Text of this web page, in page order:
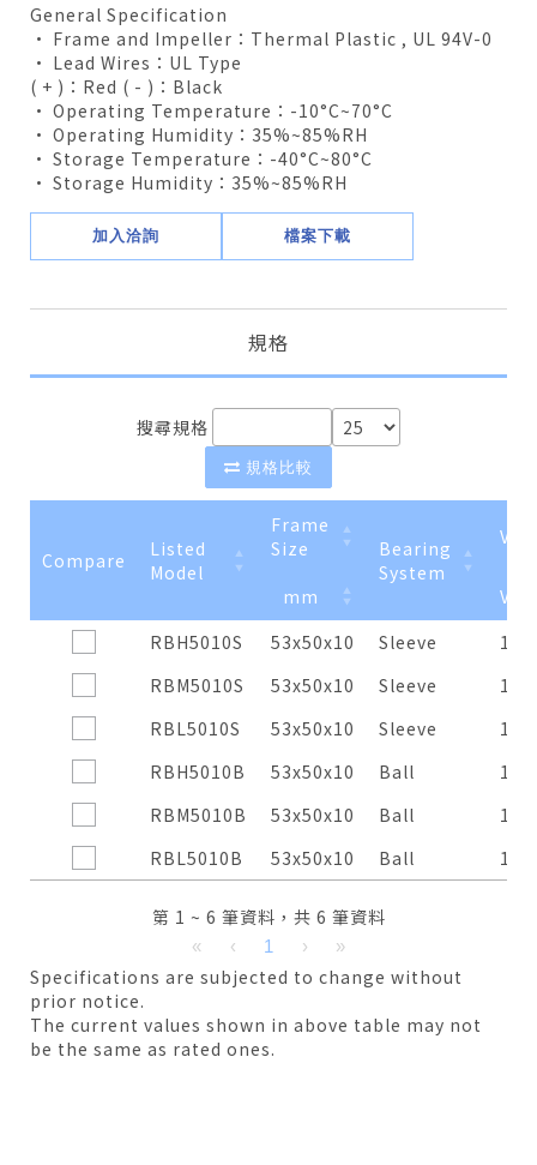
General Specification
• Frame and Impeller：Thermal Plastic , UL 94V-0
• Lead Wires：UL Type
( + )：Red ( - )：Black
• Operating Temperature：-10°C~70°C
• Operating Humidity：35%~85%RH
• Storage Temperature：-40°C~80°C
• Storage Humidity：35%~85%RH
加入洽詢 檔案下載
規格
規格比較
搜尋規格
Compare
Listed
Model
Frame
Size
Bearing
System
mm
VDC
Compare
Listed
Model
Frame
Size
Bearing
System
mm VDC
RBH5010S 53x50x10 Sleeve
12
RBM5010S
53x50x10 Sleeve
12
RBL5010S
53x50x10 Sleeve
12
RBH5010B
53x50x10 Ball
12
RBM5010B
53x50x10 Ball
12
RBL5010B
53x50x10 Ball 12
第 1 ~ 6 筆資料，共 6 筆資料
« ‹ 1 › »
Specifications are subjected to change without
prior notice.
The current values shown in above table may not
be the same as rated ones.